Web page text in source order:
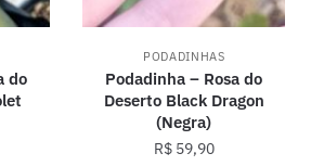
do
PODADINHAS
Podadinha – Rosa do
Deserto Black Dragon
(Negra)
R$59,90